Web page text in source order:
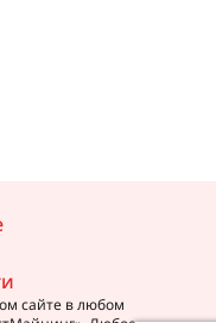
сайте в любом